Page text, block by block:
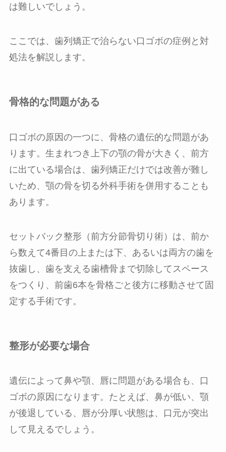
は難しいでしょう。
ここでは、歯列矯正で治らない口ゴボの症例と対
処法を解説します。
骨格的な問題がある
口ゴボの原因の一つに、骨格の遺伝的な問題があ
ります。生まれつき上下の顎の骨が大きく、前方
に出ている場合は、歯列矯正だけでは改善が難し
いため、顎の骨を切る外科手術を併用することも
あります。
セットバック整形（前方分節骨切り術）は、前か
ら数えて4番目の上または下、あるいは両方の歯を
抜歯し、歯を支える歯槽骨まで切除してスペース
をつくり、前歯6本を骨格ごと後方に移動させて固
定する手術です。
整形が必要な場合
遺伝によって鼻や顎、唇に問題がある場合も、口
ゴボの原因になります。たとえば、鼻が低い、顎
が後退している、唇が分厚い状態は、口元が突出
して見えるでしょう。